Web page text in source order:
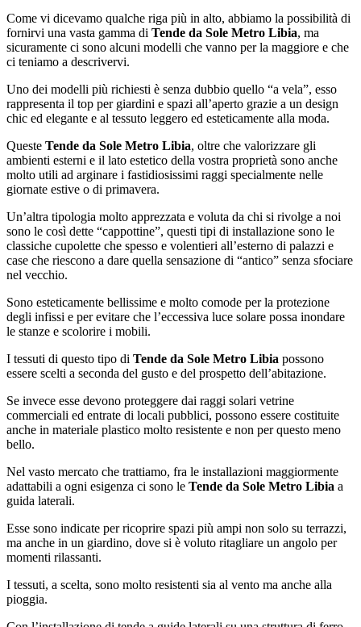
Come vi dicevamo qualche riga più in alto, abbiamo la possibilità di
fornirvi una vasta gamma di Tende da Sole Metro Libia, ma
sicuramente ci sono alcuni modelli che vanno per la maggiore e che
ci teniamo a descrivervi.
Uno dei modelli più richiesti è senza dubbio quello “a vela”, esso
rappresenta il top per giardini e spazi all’aperto grazie a un design
chic ed elegante e al tessuto leggero ed esteticamente alla moda.
Queste Tende da Sole Metro Libia, oltre che valorizzare gli
ambienti esterni e il lato estetico della vostra proprietà sono anche
molto utili ad arginare i fastidiosissimi raggi specialmente nelle
giornate estive o di primavera.
Un’altra tipologia molto apprezzata e voluta da chi si rivolge a noi
sono le così dette “cappottine”, questi tipi di installazione sono le
classiche cupolette che spesso e volentieri all’esterno di palazzi e
case che riescono a dare quella sensazione di “antico” senza sfociare
nel vecchio.
Sono esteticamente bellissime e molto comode per la protezione
degli infissi e per evitare che l’eccessiva luce solare possa inondare
le stanze e scolorire i mobili.
I tessuti di questo tipo di Tende da Sole Metro Libia possono
essere scelti a seconda del gusto e del prospetto dell’abitazione.
Se invece esse devono proteggere dai raggi solari vetrine
commerciali ed entrate di locali pubblici, possono essere costituite
anche in materiale plastico molto resistente e non per questo meno
bello.
Nel vasto mercato che trattiamo, fra le installazioni maggiormente
adattabili a ogni esigenza ci sono le Tende da Sole Metro Libia a
guida laterali.
Esse sono indicate per ricoprire spazi più ampi non solo su terrazzi,
ma anche in un giardino, dove si è voluto ritagliare un angolo per
momenti rilassanti.
I tessuti, a scelta, sono molto resistenti sia al vento ma anche alla
pioggia.